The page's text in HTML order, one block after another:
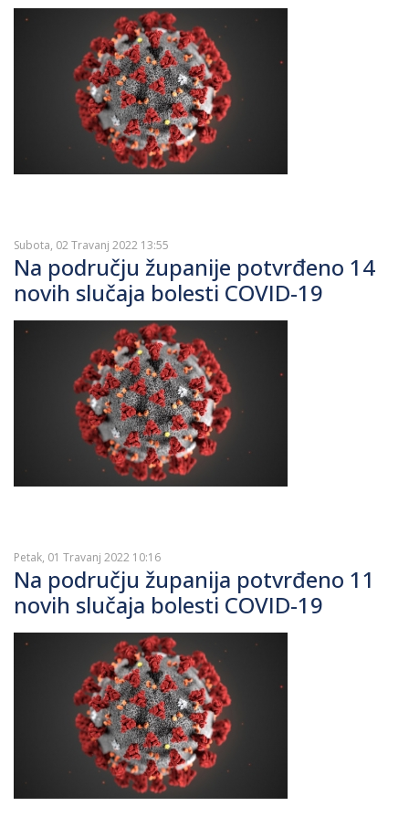
Subota, 02 Travanj 2022 13:55
Na području županije potvrđeno 14
novih slučaja bolesti COVID-19
Petak, 01 Travanj 2022 10:16
Na području županija potvrđeno 11
novih slučaja bolesti COVID-19